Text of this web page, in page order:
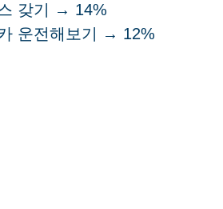
갖기 → 14%
운전해보기 → 12%